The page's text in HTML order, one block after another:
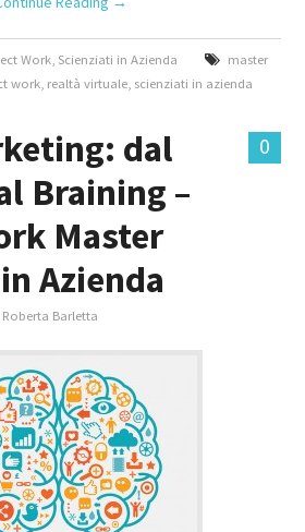
Work, Scienziati in Azienda
master
work realtà virtuale scienziati in azienda
0
dal
Braining –
Master
Azienda
Roberta Barletta